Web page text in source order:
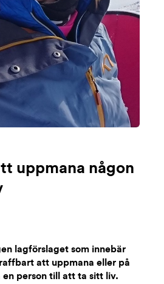
uppmana någon
lagförslaget som innebär
att uppmana eller på
person till att ta sitt liv.